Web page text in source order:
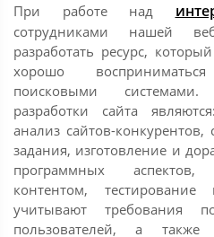
При работе над
сотрудниками нашей
разработать ресурс,
хорошо
поисковыми
разработки сайта
анализ сайтов-конкурентов,
задания, изготовление и
программных
контентом,
учитывают требования
пользователей, а также